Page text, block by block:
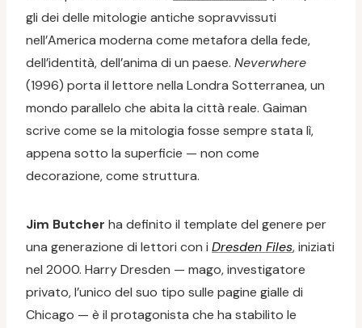
gli dei delle mitologie antiche sopravvissuti
nell’America moderna come metafora della fede,
dell’identità, dell’anima di un paese. Neverwhere
(1996) porta il lettore nella Londra Sotterranea, un
mondo parallelo che abita la città reale. Gaiman
scrive come se la mitologia fosse sempre stata lì,
appena sotto la superficie — non come
decorazione, come struttura.
Jim Butcher ha definito il template del genere per
una generazione di lettori con i Dresden Files, iniziati
nel 2000. Harry Dresden — mago, investigatore
privato, l’unico del suo tipo sulle pagine gialle di
Chicago — è il protagonista che ha stabilito le